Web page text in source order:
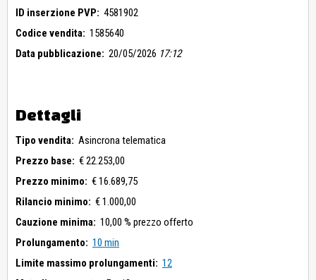
ID inserzione PVP: 4581902
Codice vendita: 1585640
Data pubblicazione: 20/05/2026 17:12
Dettagli
Tipo vendita: Asincrona telematica
Prezzo base: € 22.253,00
Prezzo minimo: € 16.689,75
Rilancio minimo: € 1.000,00
Cauzione minima: 10,00 % prezzo offerto
Prolungamento: 10 min
Limite massimo prolungamenti: 12